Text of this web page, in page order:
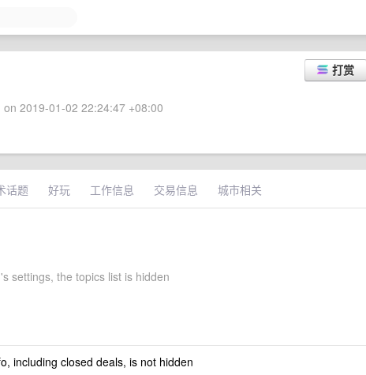
打赏
2019-01-02 22:24:47 +08:00
话题 好玩 工作信息 交易信息 城市相关
settings, the topics list is hidden
including closed deals, is not hidden